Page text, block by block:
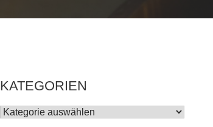
KATEGORIEN
KATEGORIEN